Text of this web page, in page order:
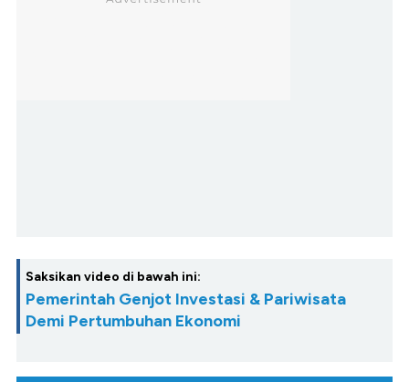
Saksikan video di bawah ini:
Pemerintah Genjot Investasi & Pariwisata
Demi Pertumbuhan Ekonomi